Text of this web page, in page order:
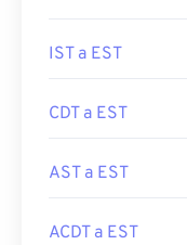
IST a EST
CDT a EST
AST a EST
ACDT a EST